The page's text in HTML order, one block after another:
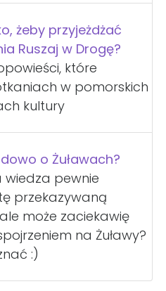
żeby przyjeżdżać
Ruszaj w Drogę?
które
w pomorskich
kultury
o Żuławach?
wiedza pewnie
przekazywaną
może zaciekawię
na Żuławy?
:)